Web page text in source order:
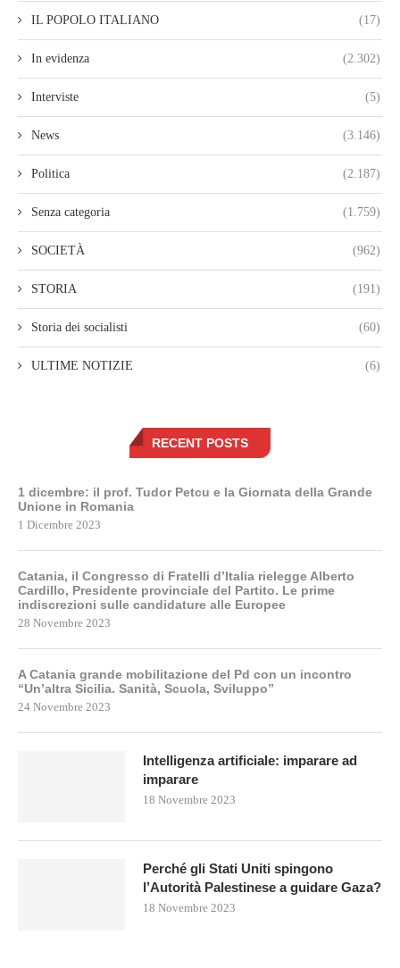
IL POPOLO ITALIANO (17)
In evidenza (2.302)
Interviste (5)
News (3.146)
Politica (2.187)
Senza categoria (1.759)
SOCIETÀ (962)
STORIA (191)
Storia dei socialisti (60)
ULTIME NOTIZIE (6)
RECENT POSTS
1 dicembre: il prof. Tudor Petcu e la Giornata della Grande
Unione in Romania
1 Dicembre 2023
Catania, il Congresso di Fratelli d’Italia rielegge Alberto
Cardillo, Presidente provinciale del Partito. Le prime
indiscrezioni sulle candidature alle Europee
28 Novembre 2023
A Catania grande mobilitazione del Pd con un incontro
“Un’altra Sicilia. Sanità, Scuola, Sviluppo”
24 Novembre 2023
Intelligenza artificiale: imparare ad
imparare
18 Novembre 2023
Perché gli Stati Uniti spingono
l’Autorità Palestinese a guidare Gaza?
18 Novembre 2023